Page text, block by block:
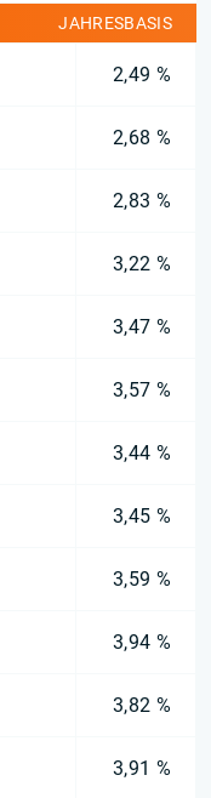
JAHRESBASIS
2,49 %
2,68 %
2,83 %
3,22 %
3,47 %
3,57 %
3,44 %
3,45 %
3,59 %
3,94 %
3,82 %
3,91 %